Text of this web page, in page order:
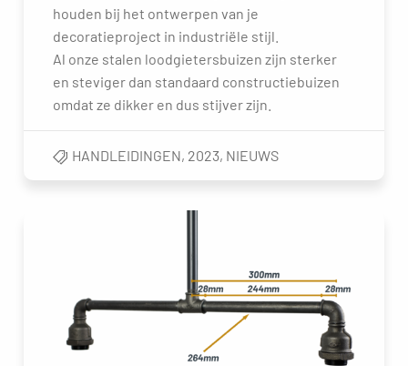
houden bij het ontwerpen van je
decoratieproject in industriële stijl.
Al onze stalen loodgietersbuizen zijn sterker
en steviger dan standaard constructiebuizen
omdat ze dikker en dus stijver zijn.
HANDLEIDINGEN, 2023, NIEUWS